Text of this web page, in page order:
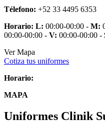
Télefono: +52 33 4495 6353
Horario: L: 00:00-00:00 - M:
00:00-00:00 - V: 00:00-00:00 -
Ver Mapa
Cotiza tus uniformes
Horario:
MAPA
Uniformes Clinik